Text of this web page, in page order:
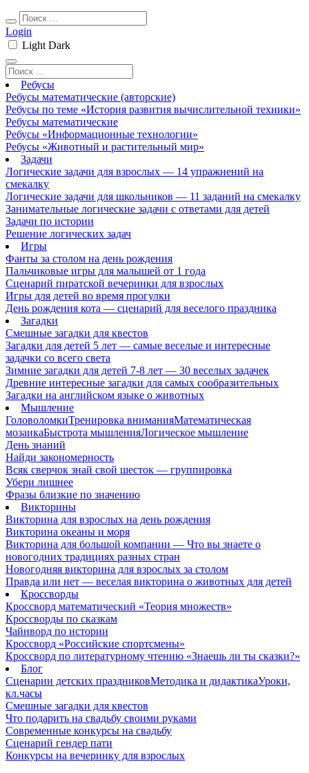
Login
Light Dark
Ребусы
Ребусы математические (авторские)
Ребусы по теме «История развития вычислительной техники»
Ребусы математические
Ребусы «Информационные технологии»
Ребусы «Животный и растительный мир»
Задачи
Логические задачи для взрослых — 14 упражнений на
смекалку
Логические задачи для школьников — 11 заданий на смекалку
Занимательные логические задачи с ответами для детей
Задачи по истории
Решение логических задач
Игры
Фанты за столом на день рождения
Пальчиковые игры для малышей от 1 года
Сценарий пиратской вечеринки для взрослых
Игры для детей во время прогулки
День рождения кота — сценарий для веселого праздника
Загадки
Смешные загадки для квестов
Загадки для детей 5 лет — самые веселые и интересные
задачки со всего света
Зимние загадки для детей 7-8 лет — 30 веселых задачек
Древние интересные загадки для самых сообразительных
Загадки на английском языке о животных
Мышление
ГоловоломкиТренировка вниманияМатематическая
мозаикаБыстрота мышленияЛогическое мышление
День знаний
Найди закономерность
Всяк сверчок знай свой шесток — группировка
Убери лишнее
Фразы близкие по значению
Викторины
Викторина для взрослых на день рождения
Викторина океаны и моря
Викторина для большой компании — Что вы знаете о
новогодних традициях разных стран
Новогодняя викторина для взрослых за столом
Правда или нет — веселая викторина о животных для детей
Кроссворды
Кроссворд математический «Теория множеств»
Кроссворды по сказкам
Чайнворд по истории
Кроссворд «Российские спортсмены»
Кроссворд по литературному чтению «Знаешь ли ты сказки?»
Блог
Сценарии детских праздниковМетодика и дидактикаУроки,
кл.часы
Смешные загадки для квестов
Что подарить на свадьбу своими руками
Современные конкурсы на свадьбу
Сценарий гендер пати
Конкурсы на вечеринку для взрослых